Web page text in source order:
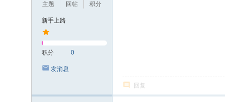
主题
回帖
积分
新手上路
积分 0
发消息
回复